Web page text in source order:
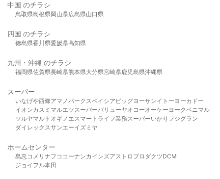
中国 のチラシ
鳥取県島根県岡山県広島県山口県
四国 のチラシ
徳島県香川県愛媛県高知県
九州・沖縄 のチラシ
福岡県佐賀県長崎県熊本県大分県宮崎県鹿児島県沖縄県
スーパー
いなげや西條アマノパークスベイシア ビッグヨーサンイトーヨーカドー
イオンカスミ マルエツスーパーバリューヤオコーオーケー ヨークベニマル
ツルヤマルト オギノ エスマート ライフ業務スーパーいかり フジグラン
ダイレックスサンエーイズミヤ
ホームセンター
島忠 コメリ ナフコ コーナンカインズアストロプロダクツDCM
ジョイフル本田